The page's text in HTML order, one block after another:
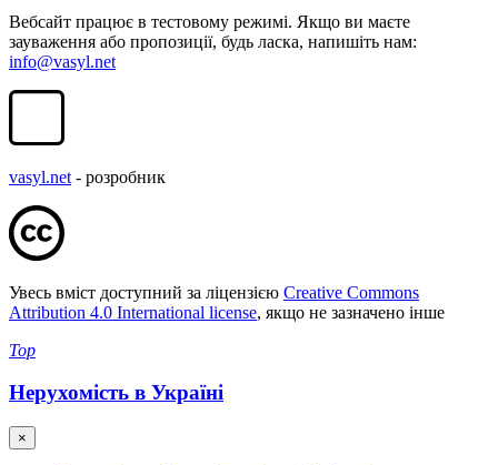
Вебсайт працює в тестовому режимі. Якщо ви маєте
зауваження або пропозиції, будь ласка, напишіть нам:
info@vasyl.net
vasyl.net - розробник
Увесь вміст доступний за ліцензією Creative Commons
Attribution 4.0 International license, якщо не зазначено інше
Top
Нерухомість в Україні
×